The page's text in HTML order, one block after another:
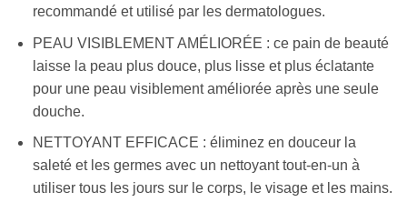
recommandé et utilisé par les dermatologues.
PEAU VISIBLEMENT AMÉLIORÉE : ce pain de beauté
laisse la peau plus douce, plus lisse et plus éclatante
pour une peau visiblement améliorée après une seule
douche.
NETTOYANT EFFICACE : éliminez en douceur la
saleté et les germes avec un nettoyant tout-en-un à
utiliser tous les jours sur le corps, le visage et les mains.